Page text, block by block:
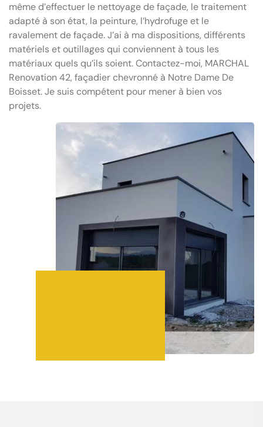
même d’effectuer le nettoyage de façade, le traitement
adapté à son état, la peinture, l’hydrofuge et le
ravalement de façade. J’ai à ma dispositions, différents
matériels et outillages qui conviennent à tous les
matériaux quels qu’ils soient. Contactez-moi, MARCHAL
Renovation 42, façadier chevronné à Notre Dame De
Boisset. Je suis compétent pour mener à bien vos
projets.